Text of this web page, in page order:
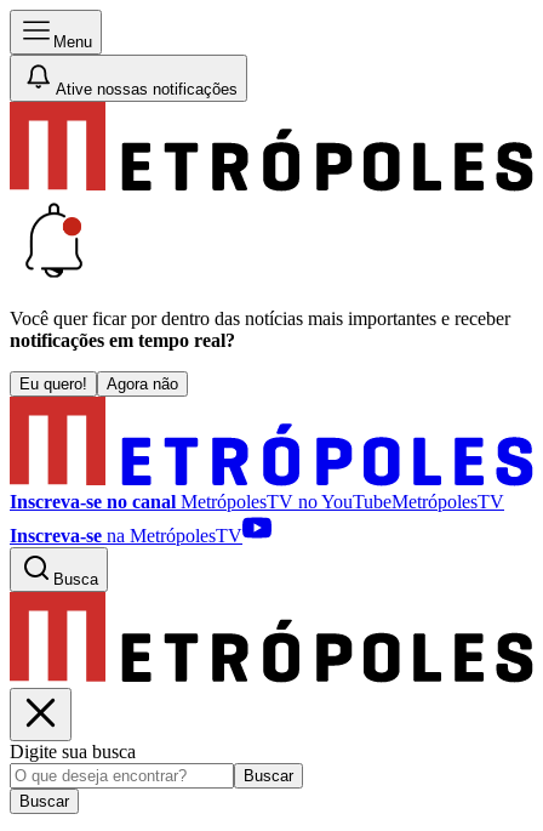
Menu
Ative nossas notificações
Você quer ficar por dentro das notícias mais importantes e receber
notificações em tempo real?
Eu quero! Agora não
Inscreva-se no canal MetrópolesTV noYouTubeMetrópolesTV
Inscreva-se na MetrópolesTV
Busca
Digite sua busca
Buscar
Buscar